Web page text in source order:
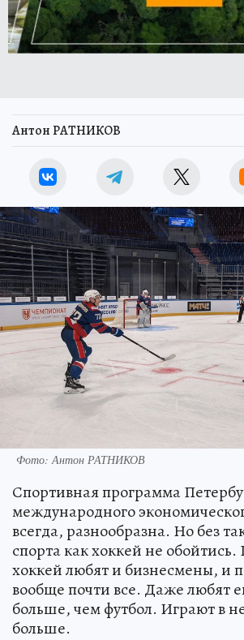
Антон РАТНИКОВ
Фото: Антон РАТНИКОВ
Спортивная программа
международного
всегда, разнообразна. Но без
спорта как хоккей не обойтись.
хоккей любят и бизнесмены, и
вообще почти все. Даже любят
больше, чем футбол. Играют в
больше.